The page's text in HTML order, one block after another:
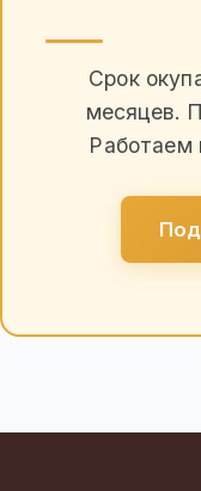
Срок
месяцев.
Работаем